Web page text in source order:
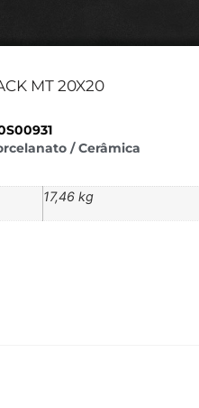
MT 20X20
/ Cerâmica
17,46 kg